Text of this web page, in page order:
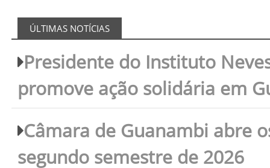
ÚLTIMAS NOTÍCIAS
Presidente do Instituto
promove ação solidária em
Câmara de Guanambi abre
segundo semestre de 2026